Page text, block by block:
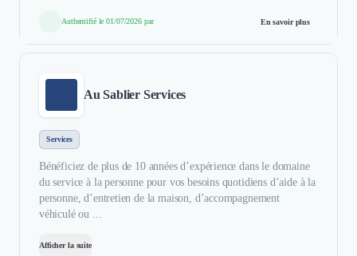
Authentifié le 01/07/2026 par En savoir plus
Au Sablier Services
Services
Bénéficiez de plus de 10 années d’expérience dans le domaine
du service à la personne pour vos besoins quotidiens d’aide à la
personne, d’entretien de la maison, d’accompagnement
véhiculé ou ...
Afficher la suite